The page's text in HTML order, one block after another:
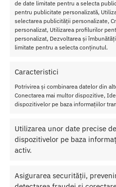
de date limitate pentru a selecta
pentru publicitate personalizată,
selectarea publicității personalizate,
personalizat, Utilizarea profilurilor
personalizat, Dezvoltarea și
limitate pentru a selecta conținutul.
Caracteristici
Potrivirea și combinarea datelor din
Conectarea mai multor dispozitive,
dispozitivelor pe baza informațiilor
Utilizarea unor date precise
dispozitivelor pe baza
activ.
Asigurarea securității,
Aceasta piesa de imbracaminte
exprima latura senzuala si
petrecerile tematice sau pentru a
sexy, increzatoare si seducatoare
Material: poliamida
Marime: S-L
Culoare: negru